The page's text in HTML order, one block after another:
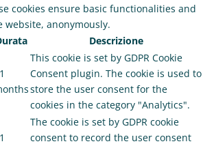
cookies ensure basic functionalities and
anonymously.
Descrizione
This cookie is set by GDPR Cookie
Consent plugin. The cookie is used to
store the user consent for the
cookies in the category "Analytics".
The cookie is set by GDPR cookie
consent to record the user consent